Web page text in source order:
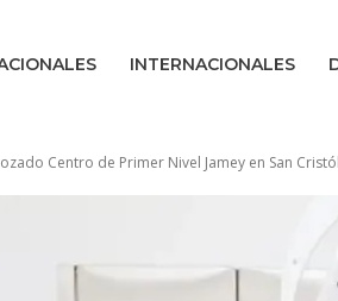
INTERNACIONALES
Centro de Primer Nivel Jamey en San